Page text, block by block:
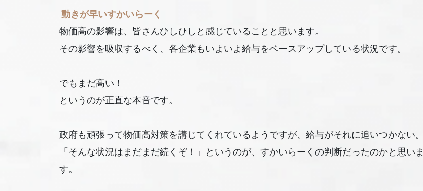
動きが早いすかいらーく
物価高の影響は、皆さんひしひしと感じていることと思います。
その影響を吸収するべく、各企業もいよいよ給与をベースアップしている状況です。
でもまだ高い！
というのが正直な本音です。
政府も頑張って物価高対策を講じてくれているようですが、給与がそれに追いつかない。
「そんな状況はまだまだ続くぞ！」というのが、すかいらーくの判断だったのかと思いま
す。